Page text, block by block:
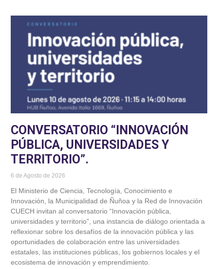
CONVERSATORIO “INNOVACIÓN
PÚBLICA, UNIVERSIDADES Y
TERRITORIO”.
6 de Agosto de 2026
El Ministerio de Ciencia, Tecnología, Conocimiento e
Innovación, la Municipalidad de Ñuñoa y la Red de Innovación
CUECH invitan al conversatorio “Innovación pública,
universidades y territorio”, una instancia de diálogo orientada a
reflexionar sobre los desafíos de la innovación pública y las
oportunidades de colaboración entre las universidades
estatales, las instituciones públicas, los gobiernos locales y el
ecosistema de innovación y emprendimiento.